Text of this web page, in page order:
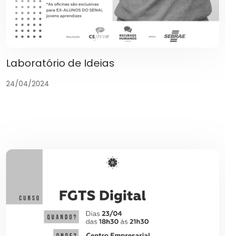
Laboratório de Ideias
24/04/2024